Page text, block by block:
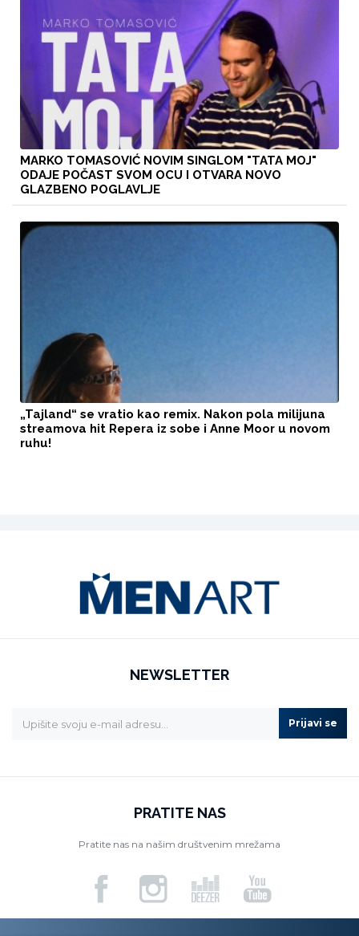
MARKO TOMASOVIĆ NOVIM SINGLOM "TATA MOJ"
ODAJE POČAST SVOM OCU I OTVARA NOVO
GLAZBENO POGLAVLJE
„Tajland“ se vratio kao remix. Nakon pola milijuna
streamova hit Repera iz sobe i Anne Moor u novom
ruhu!
NEWSLETTER
Prijavi se
PRATITE NAS
Pratite nas na našim društvenim mrežama